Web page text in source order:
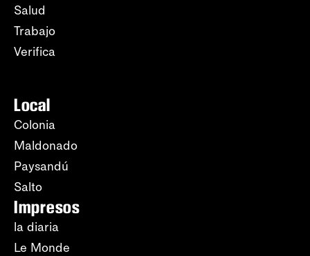
Salud
Trabajo
Verifica
Local
Colonia
Maldonado
Paysandú
Salto
Impresos
la diaria
Le Monde